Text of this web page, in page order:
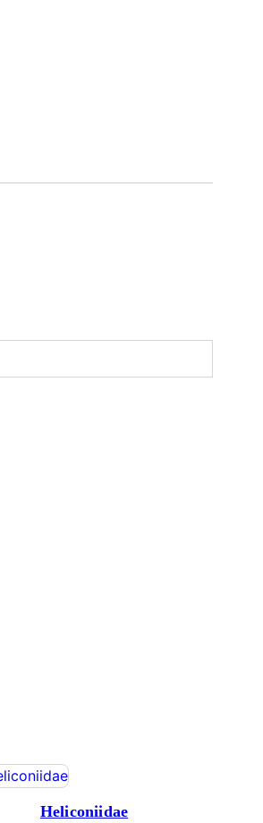
Heliconiidae